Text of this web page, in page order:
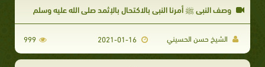
وصف النبي ﷺ أمرنا النبي بالاكتحال بالإثمد صلى الله عليه وسلم
الشيخ حسن الحسيني 999